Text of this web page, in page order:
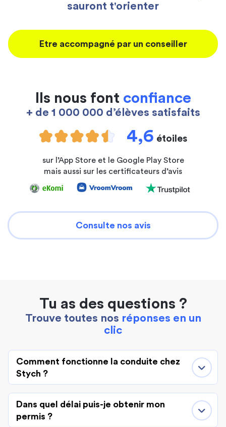
sauront t'orienter
Etre accompagné par un conseiller
Ils nous font confiance
+ de 1 000 000 d’élèves satisfaits
4,6 étoiles
sur l’App Store et le Google Play Store
mais aussi sur les certificateurs d’avis
Consulte nos avis
Tu as des questions ?
Trouve toutes nos réponses en un
clic
Comment fonctionne la conduite chez
Stych ?
Dans quel délai puis-je obtenir mon
permis ?